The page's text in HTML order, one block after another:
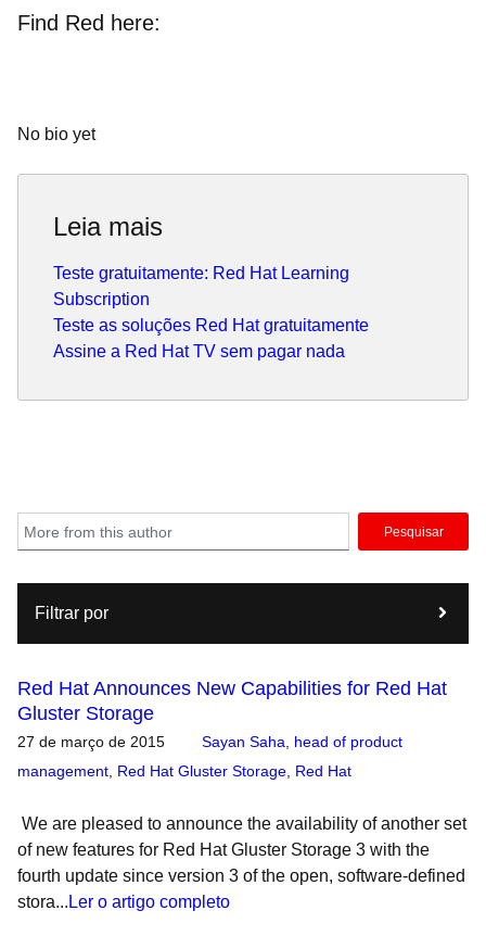
Find Red here:
No bio yet
Leia mais
Teste gratuitamente: Red Hat Learning
Subscription
Teste as soluções Red Hat gratuitamente
Assine a Red Hat TV sem pagar nada
Pesquisar
Filtrar por
Red Hat Announces New Capabilities for Red Hat
Gluster Storage
27 de março de 2015 Sayan Saha
head of product
management Red Hat Gluster Storage Red Hat
We are pleased to announce the availability of another set
of new features for Red Hat Gluster Storage 3 with the
fourth update since version 3 of the open, software-defined
stora... Ler o artigo completo